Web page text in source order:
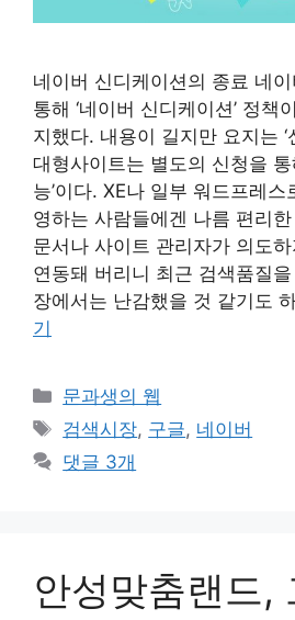
네이버 신디케이션의 종료 네
통해 ‘네이버 신디케이션’ 정책
지했다. 내용이 길지만 요지는
대형사이트는 별도의 신청을
능’이다. XE나 일부 워드프레
영하는 사람들에겐 나름 편리
문서나 사이트 관리자가 의도
연동돼 버리니 최근 검색품질
장에서는 난감했을 것 같기도
기
카
테
리
문과생의 웹
태
그
검색시장, 구글, 네이버
댓글 3개
안성맞춤랜드,